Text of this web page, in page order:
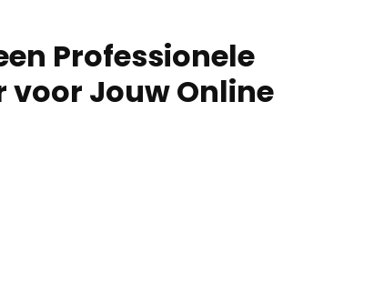
Professionele
voor Jouw Online